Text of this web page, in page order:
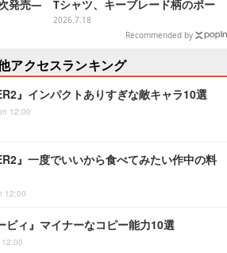
発売―
Tシャツ、キーブレード柄のポー
チなど幅広いデザイン
2026.7.18
Recommended by
アクセスランキング
』インパクトありすぎな敵キャラ10選
12:00
』一度でいいから食べてみたい作中の料
12:00
ビィ』マイナーなコピー能力10選